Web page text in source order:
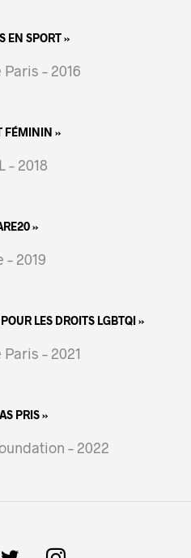
EN SPORT »
– 2016
FÉMININ »
– 2018
»
– 2019
LES DROITS LGBTQI »
– 2021
PRIS »
– 2022